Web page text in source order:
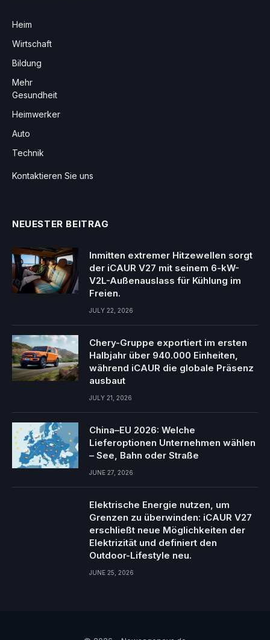
Heim
Wirtschaft
Bildung
Mehr
Gesundheit
Heimwerker
Auto
Technik
Kontaktieren Sie uns
NEUESTER BEITRAG
Inmitten extremer Hitzewellen sorgt
der iCAUR V27 mit seinem 6-kW-
V2L-Außenauslass für Kühlung im
Freien.
JULY 22, 2026
Chery-Gruppe exportiert im ersten
Halbjahr über 940.000 Einheiten,
während iCAUR die globale Präsenz
ausbaut
JULY 21, 2026
China–EU 2026: Welche
Lieferoptionen Unternehmen wählen
– See, Bahn oder Straße
JUNE 27, 2026
Elektrische Energie nutzen, um
Grenzen zu überwinden: iCAUR V27
erschließt neue Möglichkeiten der
Elektrizität und definiert den
Outdoor-Lifestyle neu.
JUNE 25, 2026